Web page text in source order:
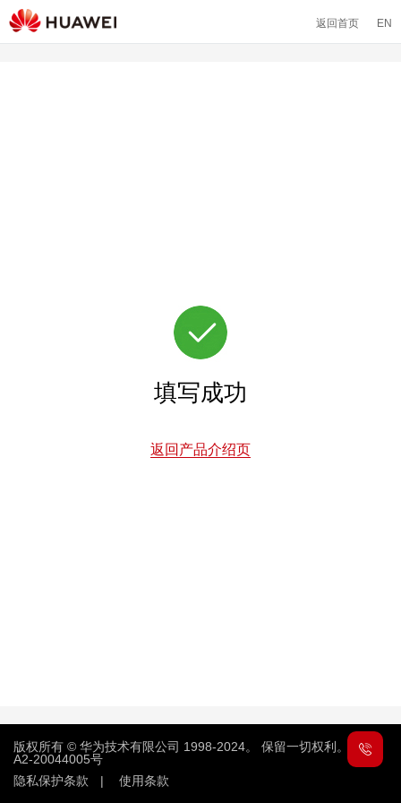
返回首页 EN
填写成功
返回产品介绍页
版权所有 © 华为技术有限公司 1998-2024。 保留一切权利。
粤
A2-20044005号
隐私保护条款
| 使用条款